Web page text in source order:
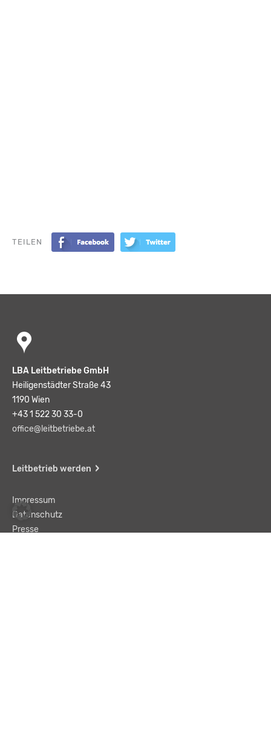
TEILEN
LBA Leitbetriebe GmbH
Heiligenstädter Straße 43
1190 Wien
+43 1 522 30 33-0
office@leitbetriebe.at
Leitbetrieb werden
Impressum
Datenschutz
Presse